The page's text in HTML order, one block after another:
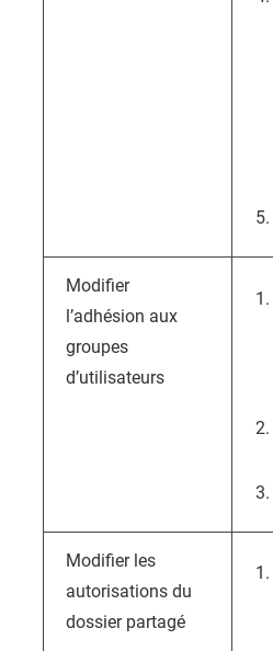
Modifier
l’adhésion aux
groupes
d’utilisateurs
Modifier les
autorisations du
dossier partagé